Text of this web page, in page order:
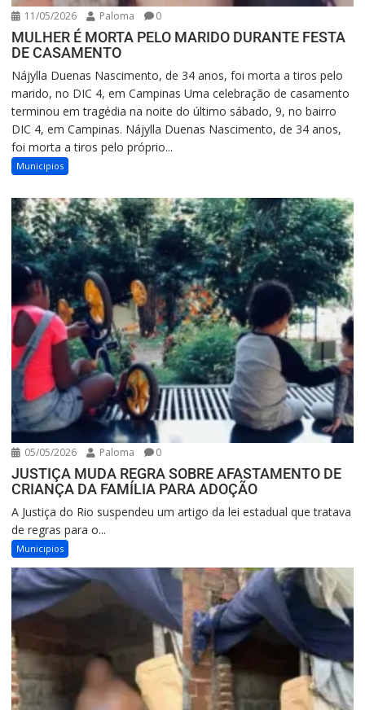
11/05/2026 Paloma 0
MULHER É MORTA PELO MARIDO DURANTE FESTA
DE CASAMENTO
Nájylla Duenas Nascimento, de 34 anos, foi morta a tiros pelo
marido, no DIC 4, em Campinas Uma celebração de casamento
terminou em tragédia na noite do último sábado, 9, no bairro
DIC 4, em Campinas. Nájylla Duenas Nascimento, de 34 anos,
foi morta a tiros pelo próprio...
Municipios
05/05/2026 Paloma 0
JUSTIÇA MUDA REGRA SOBRE AFASTAMENTO DE
CRIANÇA DA FAMÍLIA PARA ADOÇÃO
A Justiça do Rio suspendeu um artigo da lei estadual que tratava
de regras para o...
Municipios